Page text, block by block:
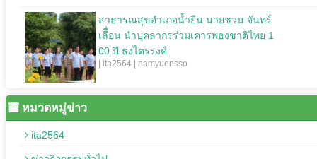
สาธารณสุขอำเภอน้ำยืน นายชวน จันทร์
เลืื่อน นำบุคลากรร่วมเคารพธงชาติไทย 1
00 ปี ธงไตรรงค์
| ita2564 | namyuensso
หมวดหมู่ข่าว
ita2564